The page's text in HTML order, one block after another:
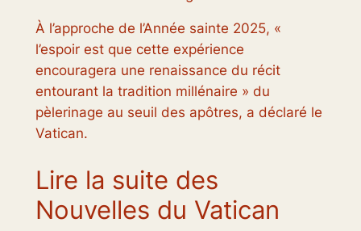
À l’approche de l’Année sainte 2025, «
l’espoir est que cette expérience
encouragera une renaissance du récit
entourant la tradition millénaire » du
pèlerinage au seuil des apôtres, a déclaré le
Vatican.
Lire la suite des
Nouvelles du Vatican